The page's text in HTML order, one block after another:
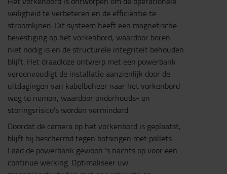
veiligheid te verbeteren en de efficiëntie te
stroomlijnen. Dit systeem heeft een magnetische
bevestiging op het vorkenbord, waardoor boren
niet nodig is en de structurele integriteit behouden
blijft. Het draadloze ontwerp met een powerbank
vereenvoudigt de installatie aanzienlijk door de
uitdagingen van kabelbeheer naar het vorkenbord
weg te nemen, waardoor onderhouds- en
storingsrisico's worden verminderd.
Doordat de camera op het vorkenbord is geplaatst,
blijft hij beschermd tegen botsingen met pallets.
Laad de powerbank gewoon 's nachts op voor een
continue werking. Optimaliseer uw